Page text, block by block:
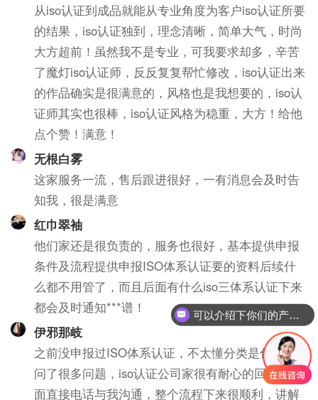
从iso认证到成品就能从专业角度为客户iso认证所要
的结果，iso认证独到，理念清晰，简单大气，时尚
大方超前！虽然我不是专业，可我要求却多，辛苦
了魔灯iso认证师，反反复复帮忙修改，iso认证出来
的作品确实是很满意的，风格也是我想要的，iso认
证师其实也很棒，iso认证风格为稳重，大方！给他
点个赞！满意！
无根白雾
这家服务一流，售后跟进很好，一有消息会及时告
知我，很是满意
红巾翠袖
他们家还是很负责的，服务也很好，基本提供申报
条件及流程提供申报ISO体系认证要的资料后续什
么都不用管了，而且后面有什么iso三体系认证下来
都会及时通知***谱！
伊邪那岐
之前没申报过ISO体系认证，不太懂分类是什么，
问了很多问题，iso认证公司家很有耐心的回答，后
面直接电话与我沟通，整个流程下来很顺利，讲解
可以介绍下你们的产品么？
你们是怎么收费的呢？